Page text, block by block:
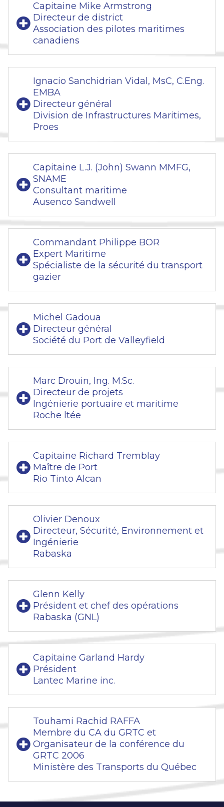
Capitaine Mike Armstrong
Directeur de district
Association des pilotes maritimes
canadiens
Ignacio Sanchidrian Vidal, MsC, C.Eng.
EMBA
Directeur général
Division de Infrastructures Maritimes,
Proes
Capitaine L.J. (John) Swann MMFG,
SNAME
Consultant maritime
Ausenco Sandwell
Commandant Philippe BOR
Expert Maritime
Spécialiste de la sécurité du transport
gazier
Michel Gadoua
Directeur général
Société du Port de Valleyfield
Marc Drouin, Ing. M.Sc.
Directeur de projets
Ingénierie portuaire et maritime
Roche ltée
Capitaine Richard Tremblay
Maître de Port
Rio Tinto Alcan
Olivier Denoux
Directeur, Sécurité, Environnement et
Ingénierie
Rabaska
Glenn Kelly
Président et chef des opérations
Rabaska (GNL)
Capitaine Garland Hardy
Président
Lantec Marine inc.
Touhami Rachid RAFFA
Membre du CA du GRTC et
Organisateur de la conférence du
GRTC 2006
Ministère des Transports du Québec